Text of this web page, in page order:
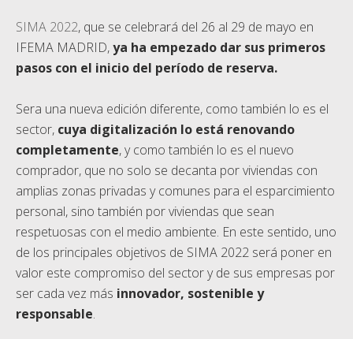
SIMA 2022, que se celebrará del 26 al 29 de mayo en
IFEMA MADRID,ya ha empezado dar sus primeros
pasos con el inicio del período de reserva.
Sera una nueva edición diferente, como también lo es el
sector, cuya digitalización lo está renovando
completamente, y como también lo es el nuevo
comprador, que no solo se decanta por viviendas con
amplias zonas privadas y comunes para el esparcimiento
personal, sino también por viviendas que sean
respetuosas con el medio ambiente. En este sentido, uno
de los principales objetivos de SIMA 2022 será poner en
valor este compromiso del sector y de sus empresas por
ser cada vez más innovador, sostenible y
responsable.